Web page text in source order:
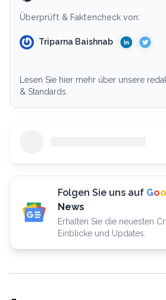
Überprüft & Faktencheck von:
Triparna Baishnab
Lesen Sie hier mehr über unsere
& Standards.
Folgen Sie uns auf Goo
News
Erhalten Sie die neuesten
Einblicke und Updates.